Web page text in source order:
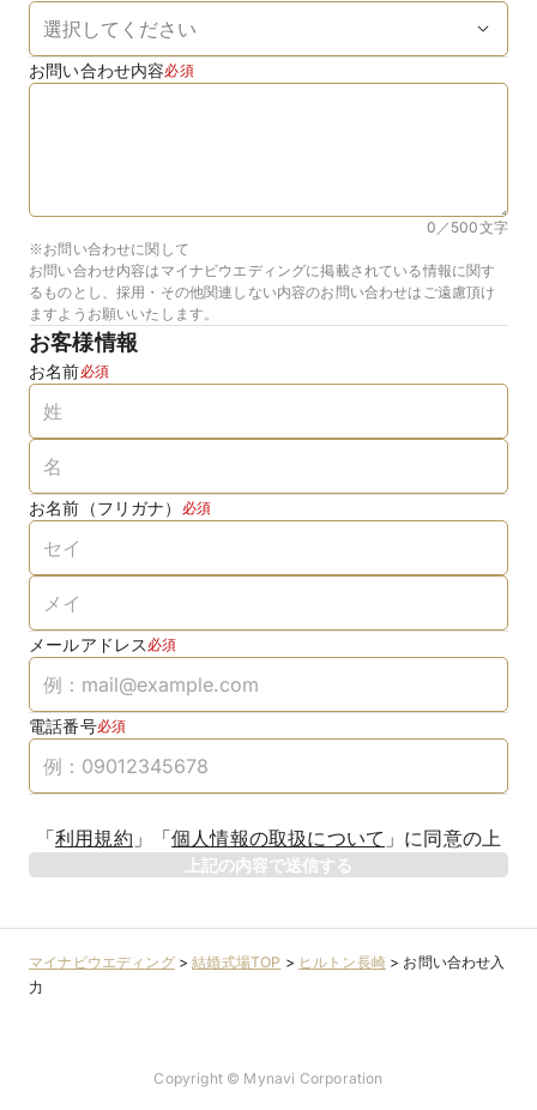
お問い合わせ内容必須
0／500文字
※お問い合わせに関して
お問い合わせ内容はマイナビウエディングに掲載されている情報に関す
るものとし、採用・その他関連しない内容のお問い合わせはご遠慮頂け
ますようお願いいたします。
お客様情報
お名前必須
お名前（フリガナ） 必須
メールアドレス 必須
電話番号必須
「利用規約 」 「個人情報の取扱について 」 に同意の上
上記の内容で送信する
マイナビウエディング>結婚式場TOP > ヒルトン長崎> お問い合わせ入
力
Copyright © Mynavi Corporation